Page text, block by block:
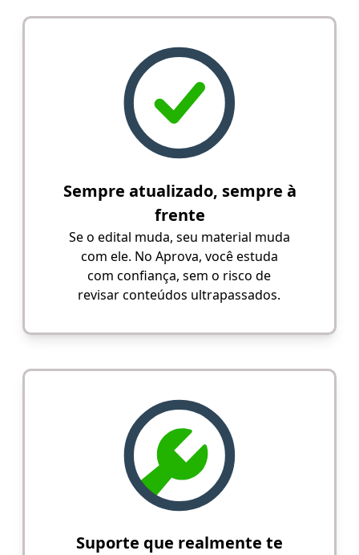
Sempre atualizado, sempre à
frente
Se o edital muda, seu material muda
com ele. No Aprova, você estuda
com confiança, sem o risco de
revisar conteúdos ultrapassados.
Suporte que realmente te